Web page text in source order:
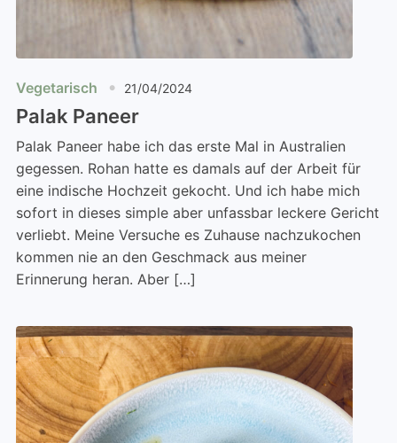
Vegetarisch 21/04/2024
Palak Paneer
Palak Paneer habe ich das erste Mal in Australien
gegessen. Rohan hatte es damals auf der Arbeit für
eine indische Hochzeit gekocht. Und ich habe mich
sofort in dieses simple aber unfassbar leckere Gericht
verliebt. Meine Versuche es Zuhause nachzukochen
kommen nie an den Geschmack aus meiner
Erinnerung heran. Aber […]